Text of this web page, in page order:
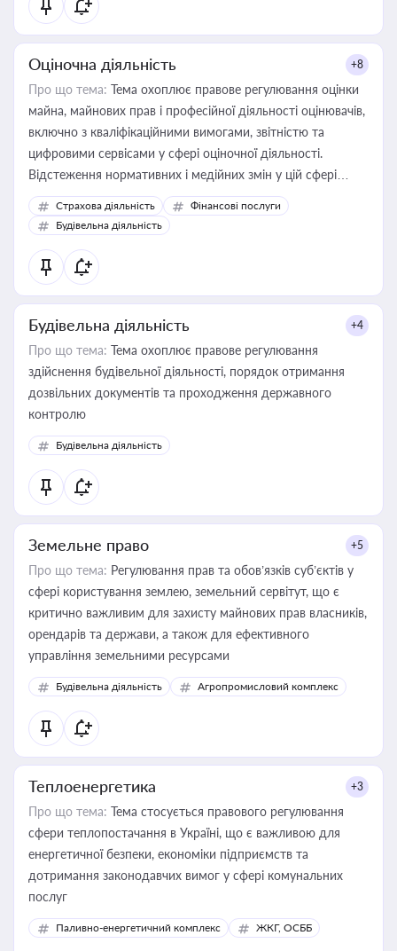
Оціночна діяльність +8
Про що тема: Тема охоплює правове регулювання оцінки
майна, майнових прав і професійної діяльності оцінювачів,
включно з кваліфікаційними вимогами, звітністю та
цифровими сервісами у сфері оціночної діяльності.
Відстеження нормативних і медійних змін у цій сфері
корисне для власника бізнесу, керівника, юриста або
бухгалтера під час оподаткування, приватизації, оренди
державного майна, корпоративних угод і перевірки
статусу суб'єктів оціночної діяльності
Страхова діяльність
Фінансові послуги
Будівельна діяльність
Будівельна діяльність +4
Про що тема: Тема охоплює правове регулювання
здійснення будівельної діяльності, порядок отримання
дозвільних документів та проходження державного
контролю
Будівельна діяльність
Земельне право +5
Про що тема: Регулювання прав та обов’язків суб’єктів у
сфері користування землею, земельний сервітут, що є
критично важливим для захисту майнових прав власників,
орендарів та держави, а також для ефективного
управління земельними ресурсами
Будівельна діяльність Агропромисловий комплекс
Теплоенергетика +3
Про що тема: Тема стосується правового регулювання
сфери теплопостачання в Україні, що є важливою для
енергетичної безпеки, економіки підприємств та
дотримання законодавчих вимог у сфері комунальних
послуг
Паливно-енергетичний комплекс ЖКГ, ОСББ